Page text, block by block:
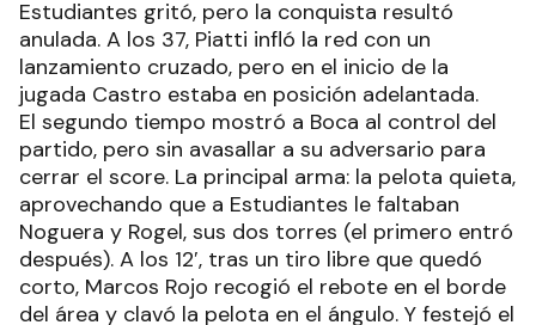
Estudiantes gritó, pero la conquista resultó
anulada. A los 37, Piatti infló la red con un
lanzamiento cruzado, pero en el inicio de la
jugada Castro estaba en posición adelantada.
El segundo tiempo mostró a Boca al control del
partido, pero sin avasallar a su adversario para
cerrar el score. La principal arma: la pelota quieta,
aprovechando que a Estudiantes le faltaban
Noguera y Rogel, sus dos torres (el primero entró
después). A los 12′, tras un tiro libre que quedó
corto, Marcos Rojo recogió el rebote en el borde
del área y clavó la pelota en el ángulo. Y festejó el